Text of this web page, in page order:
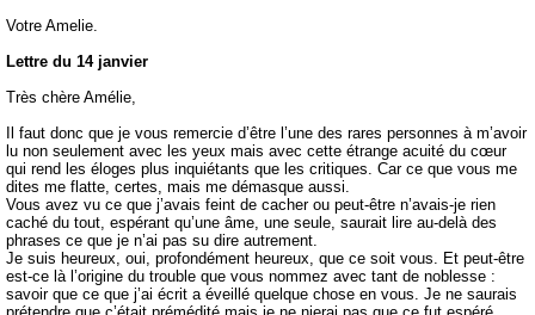
Votre Amelie.
Lettre du 14 janvier
Très chère Amélie,
Il faut donc que je vous remercie d’être l’une des rares personnes à m’avoir
lu non seulement avec les yeux mais avec cette étrange acuité du cœur
qui rend les éloges plus inquiétants que les critiques. Car ce que vous me
dites me flatte, certes, mais me démasque aussi.
Vous avez vu ce que j’avais feint de cacher ou peut-être n’avais-je rien
caché du tout, espérant qu’une âme, une seule, saurait lire au-delà des
phrases ce que je n’ai pas su dire autrement.
Je suis heureux, oui, profondément heureux, que ce soit vous. Et peut-être
est-ce là l’origine du trouble que vous nommez avec tant de noblesse :
savoir que ce que j’ai écrit a éveillé quelque chose en vous. Je ne saurais